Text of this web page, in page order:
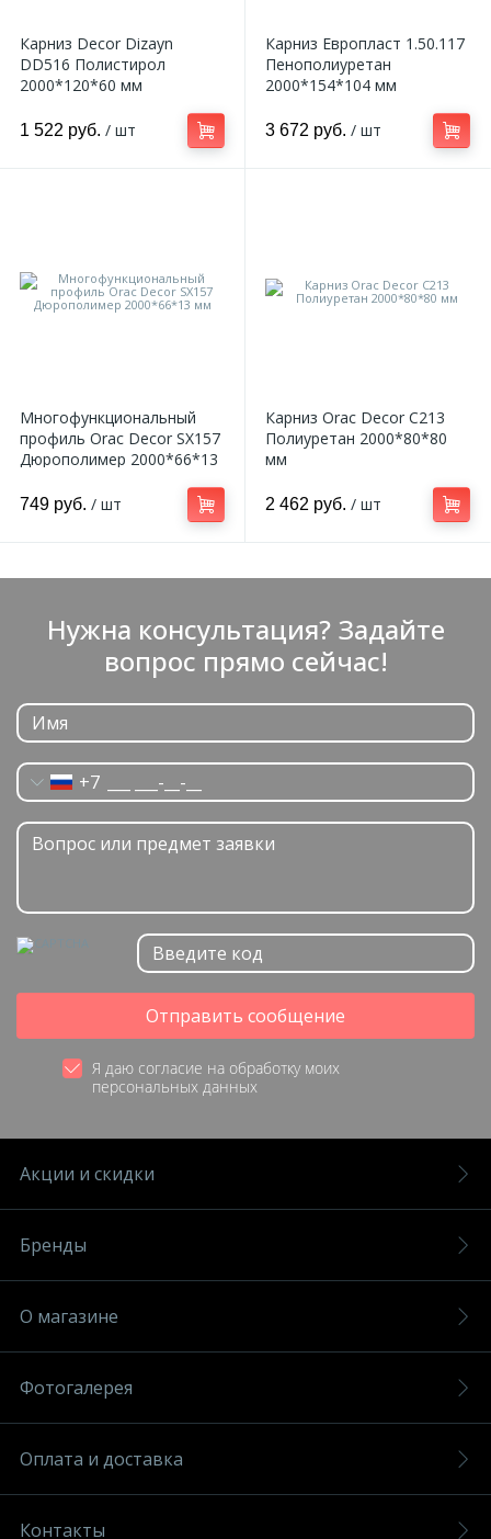
Карниз Decor Dizayn
DD516 Полистирол
2000*120*60 мм
1 522 руб. / шт
Карниз Европласт 1.50.117
Пенополиуретан
2000*154*104 мм
3 672 руб. / шт
Многофункциональный
профиль Orac Decor SX157
Дюрополимер 2000*66*13
749 руб. / шт
Карниз Orac Decor C213
Полиуретан 2000*80*80
мм
2 462 руб. / шт
Нужна консультация? Задайте
вопрос прямо сейчас!
+7
Отправить сообщение
Я даю согласие на обработку моих
персональных данных
Акции и скидки
Бренды
О магазине
Фотогалерея
Оплата и доставка
Контакты